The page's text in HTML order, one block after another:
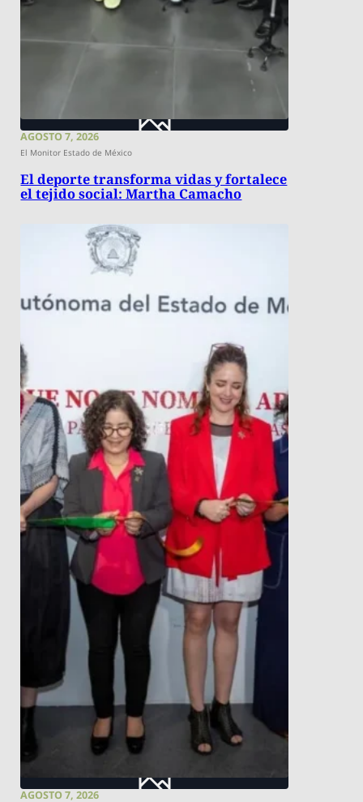
AGOSTO 7, 2026
El Monitor Estado de México
El deporte transforma vidas y fortalece
el tejido social: Martha Camacho
AGOSTO 7, 2026